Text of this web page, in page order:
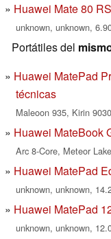
Huawei Mate 80
unknown, unknown,
Portátiles del
Huawei MatePad
técnicas
Maleoon 935, Kirin
Huawei MateBook
Arc 8-Core, Meteor
Huawei MatePad
unknown, unknown,
Huawei MatePad
unknown, unknown,